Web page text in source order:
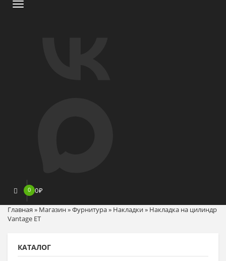
Меню
0 0₽
Главная » Магазин»Фурнитура» Накладки» Накладка на цилиндр
Vantage ET
КАТАЛОГ